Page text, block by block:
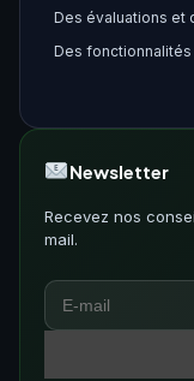
Des évaluations et
Des
Newsletter
Recevez nos
mail.